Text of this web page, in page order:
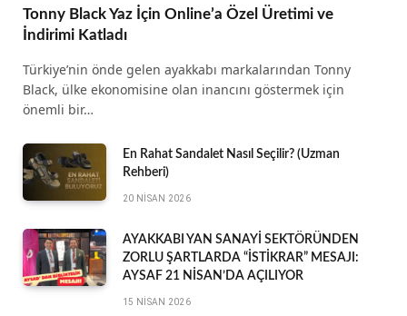
Tonny Black Yaz İçin Online’a Özel Üretimi ve
İndirimi Katladı
Türkiye’nin önde gelen ayakkabı markalarından Tonny
Black, ülke ekonomisine olan inancını göstermek için
önemli bir…
En Rahat Sandalet Nasıl Seçilir? (Uzman
Rehberi)
20 NISAN 2026
AYAKKABI YAN SANAYİ SEKTÖRÜNDEN
ZORLU ŞARTLARDA “İSTİKRAR” MESAJI:
AYSAF 21 NİSAN’DA AÇILIYOR
15 NISAN 2026